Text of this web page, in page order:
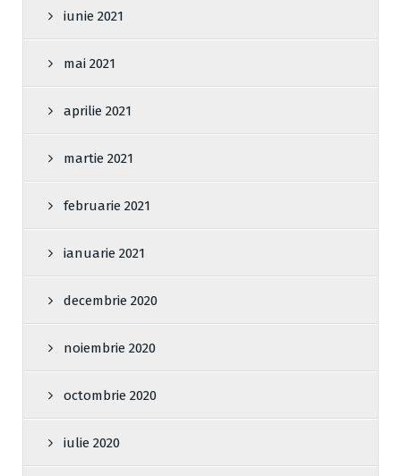
iunie 2021
mai 2021
aprilie 2021
martie 2021
februarie 2021
ianuarie 2021
decembrie 2020
noiembrie 2020
octombrie 2020
iulie 2020